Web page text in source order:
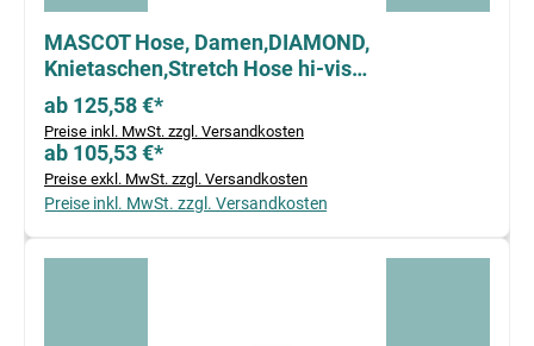
MASCOT Hose, Damen,DIAMOND,
Knietaschen,Stretch Hose hi-vis
orange/schwarzblau
ab 125,58 €*
Preise inkl. MwSt. zzgl. Versandkosten
ab 105,53 €*
Preise exkl. MwSt. zzgl. Versandkosten
Preise inkl. MwSt. zzgl. Versandkosten